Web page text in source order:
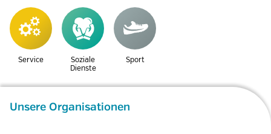
Service
Soziale
Dienste
Sport
Unsere Organisationen